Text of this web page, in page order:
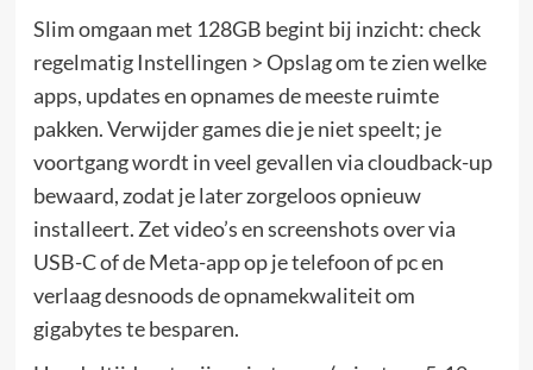
Slim omgaan met 128GB begint bij inzicht: check
regelmatig Instellingen > Opslag om te zien welke
apps, updates en opnames de meeste ruimte
pakken. Verwijder games die je niet speelt; je
voortgang wordt in veel gevallen via cloudback-up
bewaard, zodat je later zorgeloos opnieuw
installeert. Zet video’s en screenshots over via
USB-C of de Meta-app op je telefoon of pc en
verlaag desnoods de opnamekwaliteit om
gigabytes te besparen.